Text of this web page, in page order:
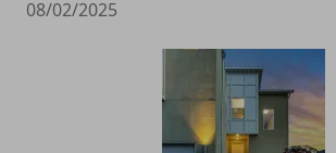
08/02/2025